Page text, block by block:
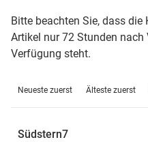
Bitte beachten Sie, dass
Artikel nur 72 Stunden
Verfügung steht.
Neueste zuerst Älteste zuerst
Südstern7